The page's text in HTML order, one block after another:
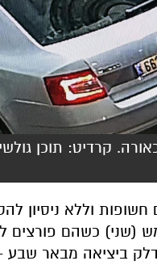
קרדיט: תוכן
חשופות וללא ניסיון
(שני) כשהם פורצים
ביציאה מבאר שבע –